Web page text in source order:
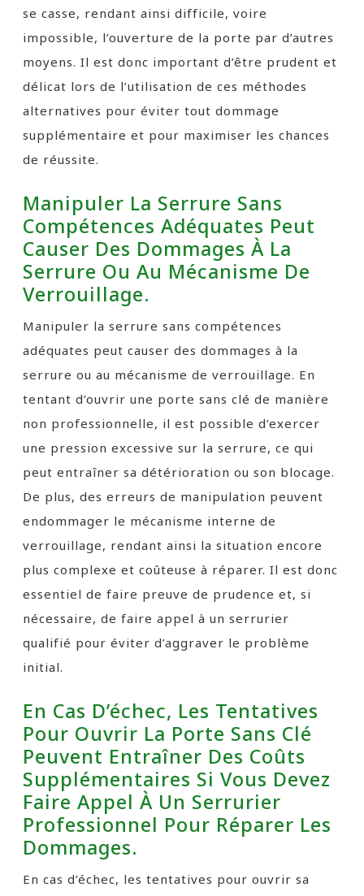
se casse, rendant ainsi difficile, voire
impossible, l’ouverture de la porte par d’autres
moyens. Il est donc important d’être prudent et
délicat lors de l’utilisation de ces méthodes
alternatives pour éviter tout dommage
supplémentaire et pour maximiser les chances
de réussite.
Manipuler La Serrure Sans
Compétences Adéquates Peut
Causer Des Dommages À La
Serrure Ou Au Mécanisme De
Verrouillage.
Manipuler la serrure sans compétences
adéquates peut causer des dommages à la
serrure ou au mécanisme de verrouillage. En
tentant d’ouvrir une porte sans clé de manière
non professionnelle, il est possible d’exercer
une pression excessive sur la serrure, ce qui
peut entraîner sa détérioration ou son blocage.
De plus, des erreurs de manipulation peuvent
endommager le mécanisme interne de
verrouillage, rendant ainsi la situation encore
plus complexe et coûteuse à réparer. Il est donc
essentiel de faire preuve de prudence et, si
nécessaire, de faire appel à un serrurier
qualifié pour éviter d’aggraver le problème
initial.
En Cas D’échec, Les Tentatives
Pour Ouvrir La Porte Sans Clé
Peuvent Entraîner Des Coûts
Supplémentaires Si Vous Devez
Faire Appel À Un Serrurier
Professionnel Pour Réparer Les
Dommages.
En cas d’échec, les tentatives pour ouvrir sa